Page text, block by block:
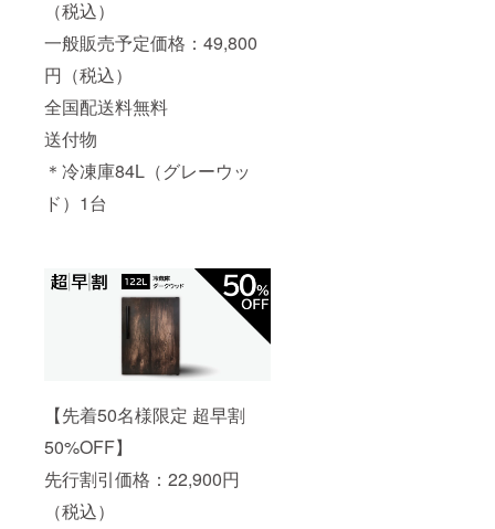
（税込）
一般販売予定価格：49,800
円（税込）
全国配送料無料
送付物
＊冷凍庫84L（グレーウッ
ド）1台
【先着50名様限定 超早割
50%OFF】
先行割引価格：22,900円
（税込）